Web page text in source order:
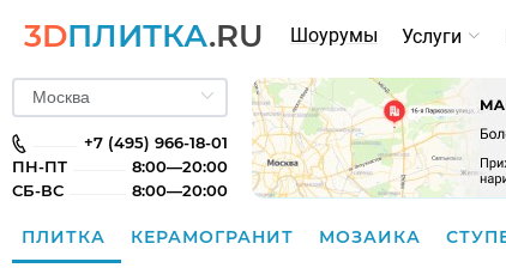
3DПЛИТКА.RU Шоурумы Услуги
+7 (495) 966-18-01
ПН-ПТ
8:00—20:00
СБ-ВС
8:00—20:00
ПЛИТКА КЕРАМОГРАНИТ МОЗАИКА